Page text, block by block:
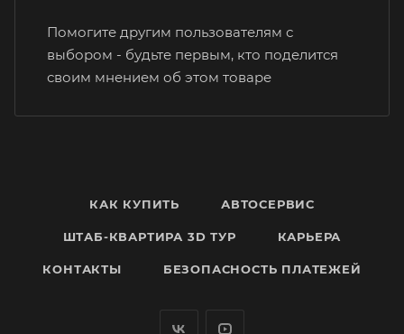
Помогите другим пользователям с
выбором - будьте первым, кто поделится
своим мнением об этом товаре
КАК КУПИТЬ АВТОСЕРВИС
ШТАБ-КВАРТИРА 3D ТУР КАРЬЕРА
КОНТАКТЫ БЕЗОПАСНОСТЬ ПЛАТЕЖЕЙ